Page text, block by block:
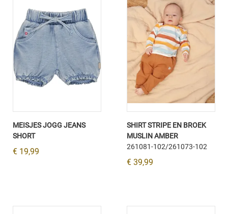
MEISJES JOGG JEANS
SHORT
€ 19,99
SHIRT STRIPE EN BROEK
MUSLIN AMBER
261081-102/261073-102
€ 39,99